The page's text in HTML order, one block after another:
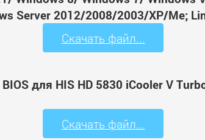
Server 2012/2008/2003/XP/Me;
Скачать файл...
для HIS HD 5830 iCooler V
Скачать файл...